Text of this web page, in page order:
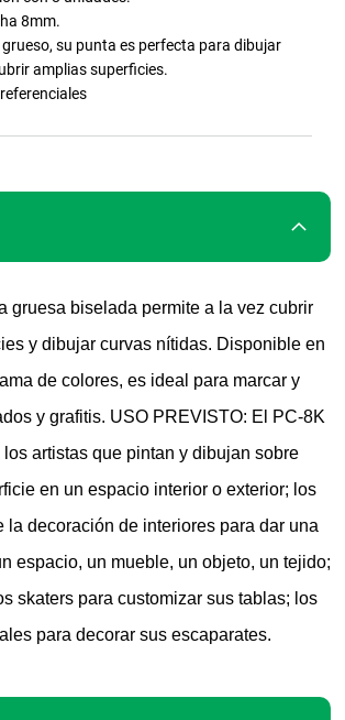
8mm.
grueso, su punta es perfecta para dibujar
amplias superficies.
gruesa biselada permite a la vez cubrir
y dibujar curvas nítidas. Disponible en
de colores, es ideal para marcar y
y grafitis. USO PREVISTO: El PC-8K
artistas que pintan y dibujan sobre
en un espacio interior o exterior; los
la decoración de interiores para dar una
espacio, un mueble, un objeto, un tejido;
skaters para customizar sus tablas; los
para decorar sus escaparates.